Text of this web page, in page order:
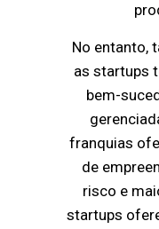
No entanto,
as startups
bem-
franquias
de
risco e
startups